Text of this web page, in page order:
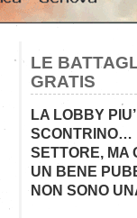
LE
GRATIS
LA LOBBY
SCONTRINO…
SETTORE, MA
UN BENE
NON SONO